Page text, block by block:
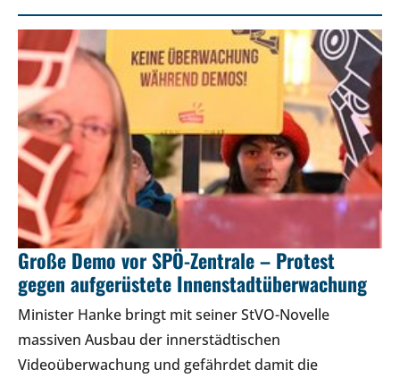
Große Demo vor SPÖ-Zentrale – Protest
gegen aufgerüstete Innenstadtüberwachung
Minister Hanke bringt mit seiner StVO-Novelle
massiven Ausbau der innerstädtischen
Videoüberwachung und gefährdet damit die